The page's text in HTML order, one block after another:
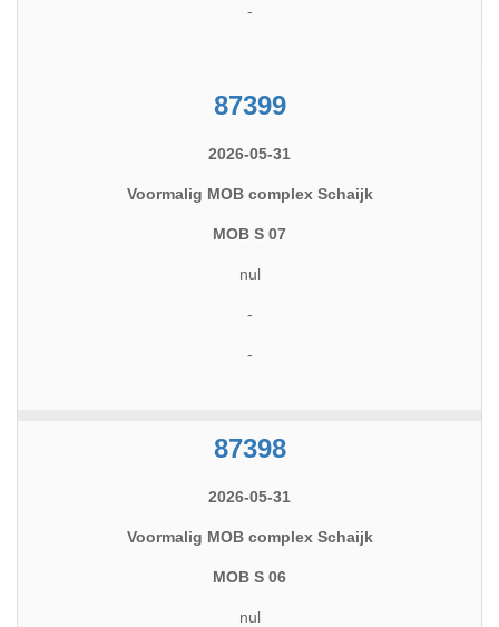
-
87399
2026-05-31
Voormalig MOB complex Schaijk
MOB S 07
nul
-
-
87398
2026-05-31
Voormalig MOB complex Schaijk
MOB S 06
nul